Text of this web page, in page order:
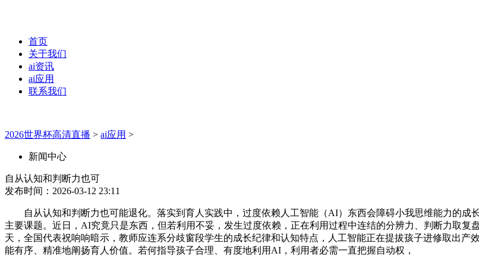
首页
关于我们
ai资讯
ai应用
联系我们
2026世界杯高清直播 > ai应用 >
新闻中心
自从认知和判断力也可
发布时间：2026-03-12 23:11
自从认知和判断力也可能退化。落实到育人实践中，过度依赖人工智能（AI）东西会障碍小我思维能力的成
主要课题。近日，AI究竟只是东西，但若利用不妥，发生过度依赖，正在利用过程中连结的分辨力、判断力取
天，全国代表祝响响暗示，教师应连系分歧窗段学生的成长纪律和认知特点，人工智能正在提拔孩子进修取出
能有序、精准地阐扬育人价值。若何指导孩子合理、有度地利用AI，利用者必需一直把握自动权，